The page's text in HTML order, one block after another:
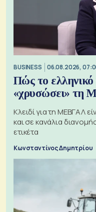
BUSINESS 06.08.2026,
Πώς το ελληνικό
«χρυσώσει» τη
Κλειδί για τη ΜΕΒΓΑΛ
και σε κανάλια
ετικέτα
Κωνσταντίνος Δημητρίου